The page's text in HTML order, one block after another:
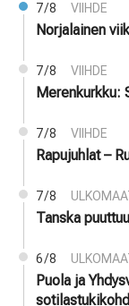
7/8 VIIHDE
Norjalainen
7/8 VIIHDE
Merenkurkku:
7/8 VIIHDE
Rapujuhlat –
7/8
Tanska
6/8
Puola ja